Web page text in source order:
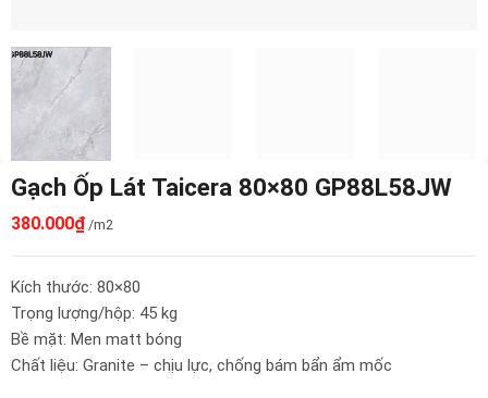
Gạch Ốp Lát Taicera 80×80 GP88L58JW
380.000₫ /m2
Kích thước: 80×80
Trọng lượng/hộp: 45 kg
Bề mặt: Men matt bóng
Chất liệu: Granite – chịu lực, chống bám bẩn ẩm mốc